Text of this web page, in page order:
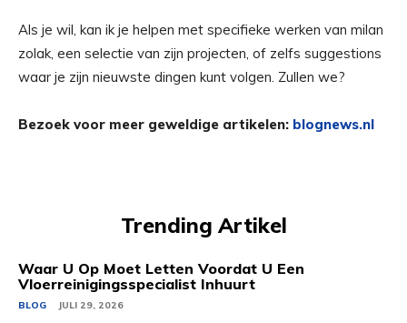
Als je wil, kan ik je helpen met specifieke werken van milan
zolak, een selectie van zijn projecten, of zelfs suggestions
waar je zijn nieuwste dingen kunt volgen. Zullen we?
Bezoek voor meer geweldige artikelen: blognews.nl
Trending Artikel
Waar U Op Moet Letten Voordat U Een
Vloerreinigingsspecialist Inhuurt
BLOG JULI 29, 2026